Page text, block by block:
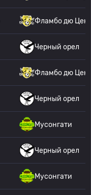
Фламбо дю
Черный орел
Фламбо дю
Черный орел
Мусонгати
Черный орел
Мусонгати